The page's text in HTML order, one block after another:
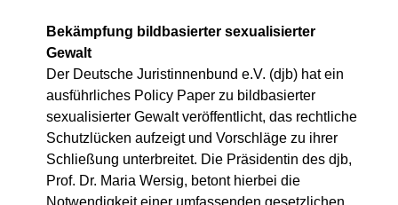
Bekämpfung bildbasierter sexualisierter
Gewalt
Der Deutsche Juristinnenbund e.V. (djb) hat ein
ausführliches Policy Paper zu bildbasierter
sexualisierter Gewalt veröffentlicht, das rechtliche
Schutzlücken aufzeigt und Vorschläge zu ihrer
Schließung unterbreitet. Die Präsidentin des djb,
Prof. Dr. Maria Wersig, betont hierbei die